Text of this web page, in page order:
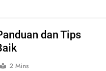
dan Tips
2 Mins